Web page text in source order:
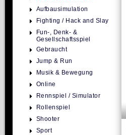
Aufbausimulation
Fighting / Hack and Slay
Fun-, Denk- &
Gesellschaftsspiel
Gebraucht
Jump & Run
Musik & Bewegung
Online
Rennspiel / Simulator
Rollenspiel
Shooter
Sport